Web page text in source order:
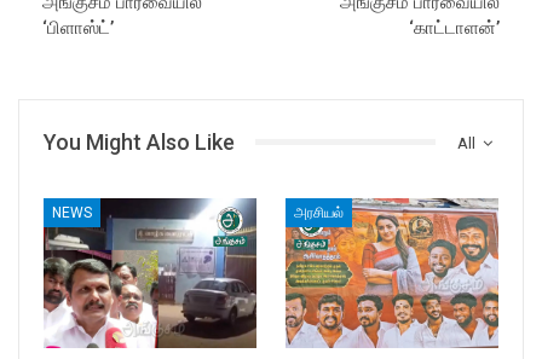
‘பிளாஸ்ட்’
‘காட்டாளன்’
All
You Might Also Like
NEWS அரசியல்